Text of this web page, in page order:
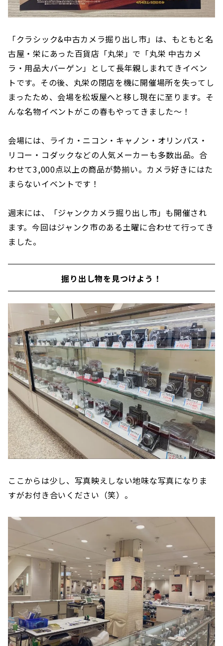
「クラシック&中古カメラ掘り出し市」は、もともと名
古屋・栄にあった百貨店「丸栄」で「丸栄 中古カメ
ラ・用品大バーゲン」として長年親しまれてきイベン
トです。その後、丸栄の閉店を機に開催場所を失ってし
まったため、会場を松坂屋へと移し現在に至ります。そ
んな名物イベントがこの春もやってきました〜！
会場には、ライカ・ニコン・キャノン・オリンパス・
リコー・コダックなどの人気メーカーも多数出品。合
わせて3,000点以上の商品が勢揃い。カメラ好きにはた
まらないイベントです！
週末には、「ジャンクカメラ掘り出し市」も開催され
ます。今回はジャンク市のある土曜に合わせて行ってき
ました。
掘り出し物を見つけよう！
ここからは少し、写真映えしない地味な写真になりま
すがお付き合いください（笑）。